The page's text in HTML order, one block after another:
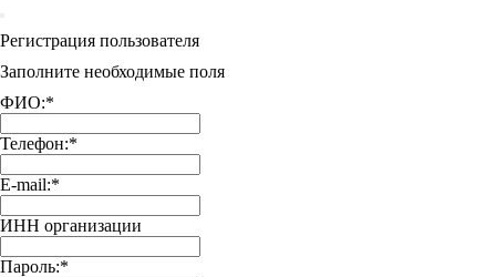
Регистрация пользователя
Заполните необходимые поля
ФИО:*
Телефон:*
E-mail:*
ИНН организации
Пароль:*